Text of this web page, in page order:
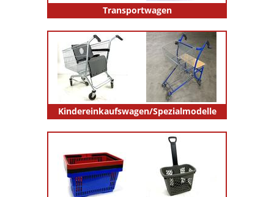
Transportwagen
Kindereinkaufswagen/Spezialmodelle